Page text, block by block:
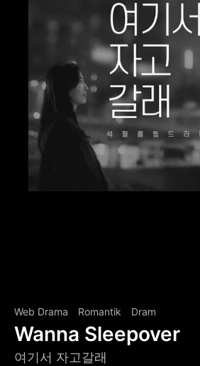
Web Drama Romantik Dram
Wanna Sleepover
여기서 자고갈래